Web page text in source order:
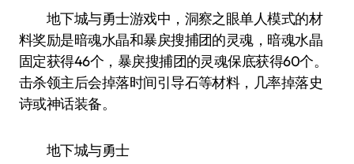
地下城与勇士游戏中，洞察之眼单人模式的材
料奖励是暗魂水晶和暴戾搜捕团的灵魂，暗魂水晶
固定获得46个，暴戾搜捕团的灵魂保底获得60个。
击杀领主后会掉落时间引导石等材料，几率掉落史
诗或神话装备。
地下城与勇士